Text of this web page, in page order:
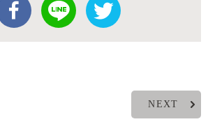
NEXT